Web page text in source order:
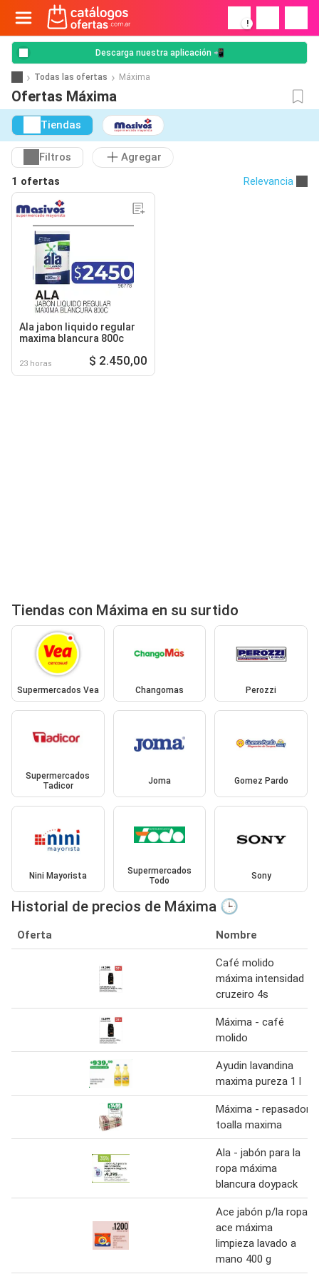
!
Descarga nuestra aplicación 📲
Todas las ofertas Máxima
Ofertas Máxima
Tiendas
Filtros
Agregar
1 ofertas
Relevancia
Ala jabon liquido regular
maxima blancura 800c
23 horas $ 2.450,00
Tiendas con Máxima en su surtido
Supermercados Vea Changomas Perozzi
Supermercados
Tadicor
Joma Gomez Pardo
Nini Mayorista
Supermercados
Todo
Sony
Historial de precios de Máxima 🕒
Oferta Nombre
Café molido
máxima intensidad
cruzeiro 4s
Máxima - café
molido
Ayudin lavandina
maxima pureza 1 l
Máxima - repasador
toalla maxima
Ala - jabón para la
ropa máxima
blancura doypack
Ace jabón p/la ropa
ace máxima
limpieza lavado a
mano 400 g